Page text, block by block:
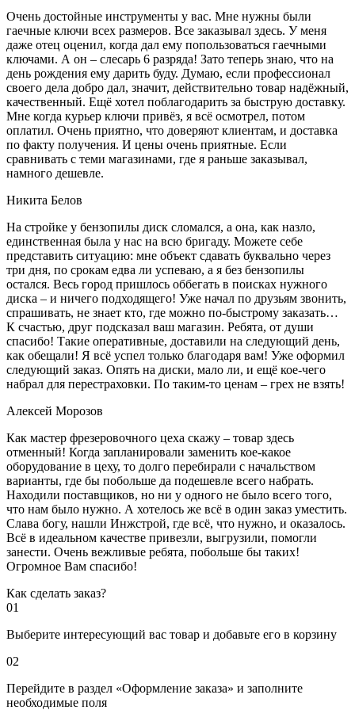
Очень достойные инструменты у вас. Мне нужны были
гаечные ключи всех размеров. Все заказывал здесь. У меня
даже отец оценил, когда дал ему попользоваться гаечными
ключами. А он – слесарь 6 разряда! Зато теперь знаю, что на
день рождения ему дарить буду. Думаю, если профессионал
своего дела добро дал, значит, действительно товар надёжный,
качественный. Ещё хотел поблагодарить за быструю доставку.
Мне когда курьер ключи привёз, я всё осмотрел, потом
оплатил. Очень приятно, что доверяют клиентам, и доставка
по факту получения. И цены очень приятные. Если
сравнивать с теми магазинами, где я раньше заказывал,
намного дешевле.
Никита Белов
На стройке у бензопилы диск сломался, а она, как назло,
единственная была у нас на всю бригаду. Можете себе
представить ситуацию: мне объект сдавать буквально через
три дня, по срокам едва ли успеваю, а я без бензопилы
остался. Весь город пришлось оббегать в поисках нужного
диска – и ничего подходящего! Уже начал по друзьям звонить,
спрашивать, не знает кто, где можно по-быстрому заказать…
К счастью, друг подсказал ваш магазин. Ребята, от души
спасибо! Такие оперативные, доставили на следующий день,
как обещали! Я всё успел только благодаря вам! Уже оформил
следующий заказ. Опять на диски, мало ли, и ещё кое-чего
набрал для перестраховки. По таким-то ценам – грех не взять!
Алексей Морозов
Как мастер фрезеровочного цеха скажу – товар здесь
отменный! Когда запланировали заменить кое-какое
оборудование в цеху, то долго перебирали с начальством
варианты, где бы побольше да подешевле всего набрать.
Находили поставщиков, но ни у одного не было всего того,
что нам было нужно. А хотелось же всё в один заказ уместить.
Слава богу, нашли Инжстрой, где всё, что нужно, и оказалось.
Всё в идеальном качестве привезли, выгрузили, помогли
занести. Очень вежливые ребята, побольше бы таких!
Огромное Вам спасибо!
Как сделать заказ?
01
Выберите интересующий вас товар и добавьте его в корзину
02
Перейдите в раздел «Оформление заказа» и заполните
необходимые поля